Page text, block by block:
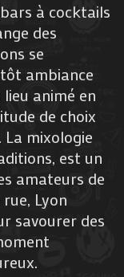
à cocktails
des
se
ambiance
animé en
de choix
mixologie
est un
amateurs de
Lyon
savourer des